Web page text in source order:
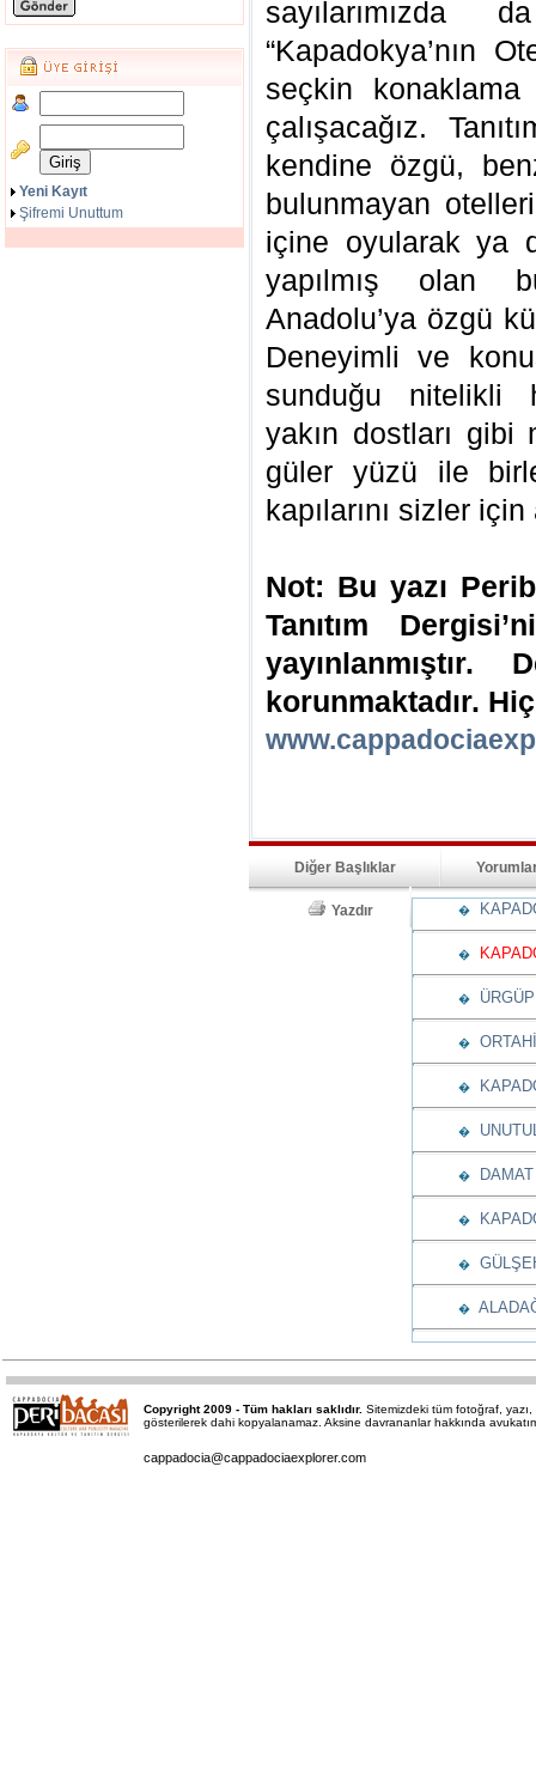
Yeni Kayıt
Şifremi Unuttum
“Kapadokya’nın
seçkin
çalışacağız.
kendine özgü,
bulunmayan
içine oyularak ya
yapılmış olan
Anadolu’ya özgü
Deneyimli ve
sunduğu nitelikli
yakın dostları
güler yüzü ile
kapılarını sizler için
Not: Bu yazı
Tanıtım
korunmaktadır.
Diğer Başlıklar
Yazdır �
�
�
�
�
�
�
�
�
�
Copyright 2009 - Tüm hakları saklıdır. Sitemizdeki tüm fotoğraf,
gösterilerek dahi kopyalanamaz. Aksine davrananlar hakkında
cappadocia@cappadociaexplorer.com